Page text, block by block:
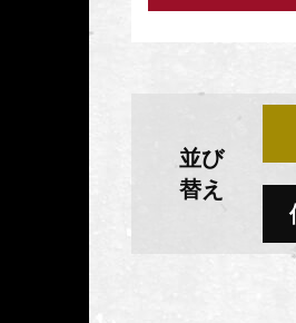
並び
替え